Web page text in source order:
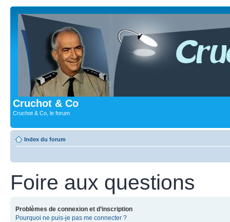
Cruchot & Co
Cruchot & Co, le forum
Index du forum
Foire aux questions
Problèmes de connexion et d’inscription
Pourquoi ne puis-je pas me connecter ?